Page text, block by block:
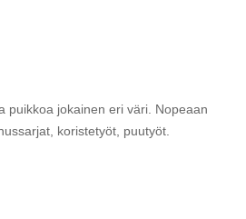
puikkoa jokainen eri väri. Nopeaan
koristetyöt, puutyöt.